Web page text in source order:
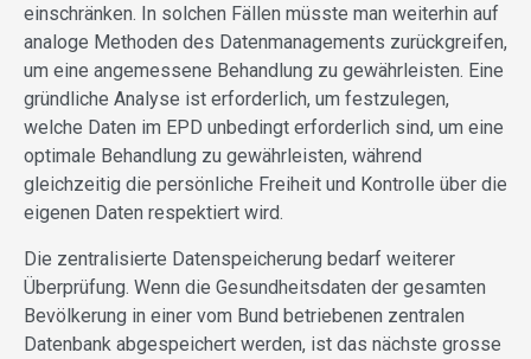
einschränken. In solchen Fällen müsste man weiterhin auf
analoge Methoden des Datenmanagements zurückgreifen,
um eine angemessene Behandlung zu gewährleisten. Eine
gründliche Analyse ist erforderlich, um festzulegen,
welche Daten im EPD unbedingt erforderlich sind, um eine
optimale Behandlung zu gewährleisten, während
gleichzeitig die persönliche Freiheit und Kontrolle über die
eigenen Daten respektiert wird.
Die zentralisierte Datenspeicherung bedarf weiterer
Überprüfung. Wenn die Gesundheitsdaten der gesamten
Bevölkerung in einer vom Bund betriebenen zentralen
Datenbank abgespeichert werden, ist das nächste grosse